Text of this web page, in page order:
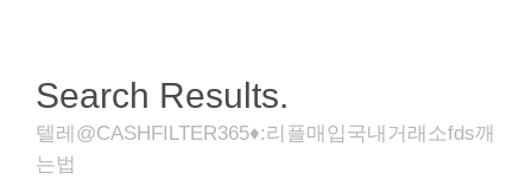
Search Results.
텔레@CASHFILTER365♦:리플매입국내거래소fds깨
는법